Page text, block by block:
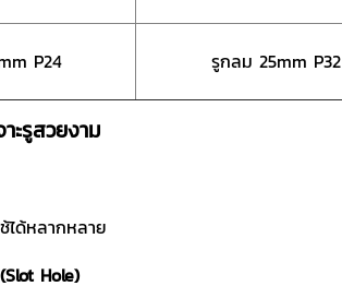
P24 รูกลม 25mm P32
ะรูสวยงาม
ได้หลากหลาย
Hole)